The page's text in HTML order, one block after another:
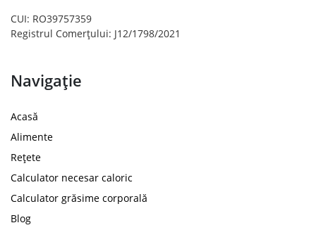
CUI: RO39757359
Registrul Comerțului: J12/1798/2021
Navigație
Acasă
Alimente
Rețete
Calculator necesar caloric
Calculator grăsime corporală
Blog